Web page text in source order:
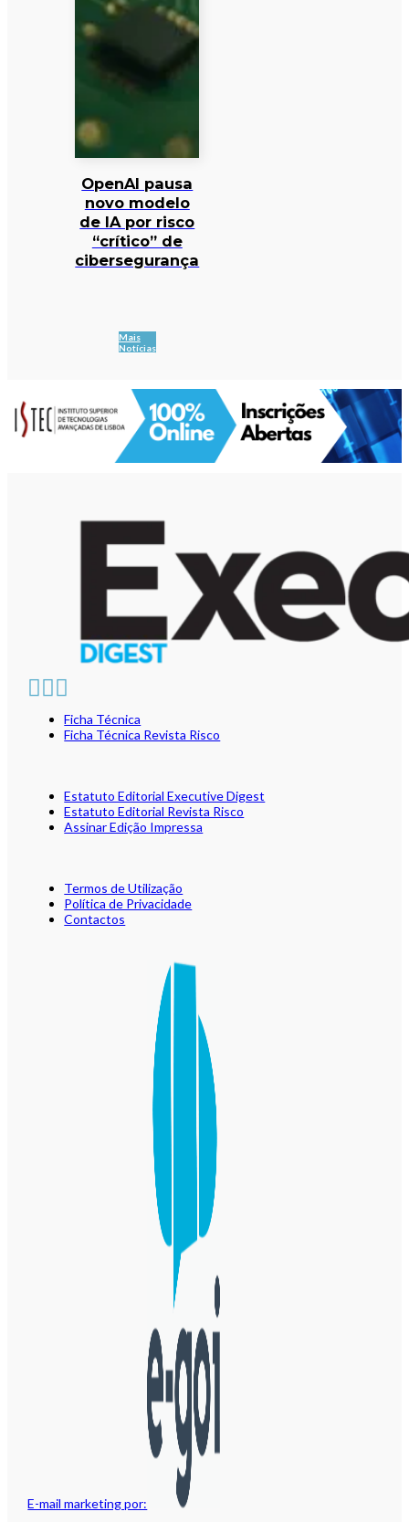
OpenAI pausa
novo modelo
de IA por risco
“crítico” de
cibersegurança
Mais
Notícias
E-mail marketing por:
Ficha Técnica
Ficha Técnica Revista Risco
Estatuto Editorial Executive Digest
Estatuto Editorial Revista Risco
Assinar Edição Impressa
Termos de Utilização
Política de Privacidade
Contactos